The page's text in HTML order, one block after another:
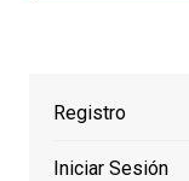
Registro
Iniciar Sesión